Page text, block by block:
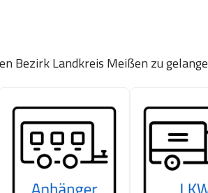
Bezirk Landkreis Meißen zu